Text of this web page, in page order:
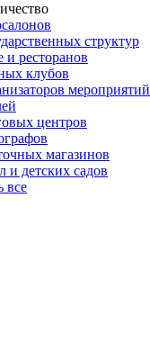
структур
и ресторанов
клубов
мероприятий
центров
магазинов
и детских садов
все